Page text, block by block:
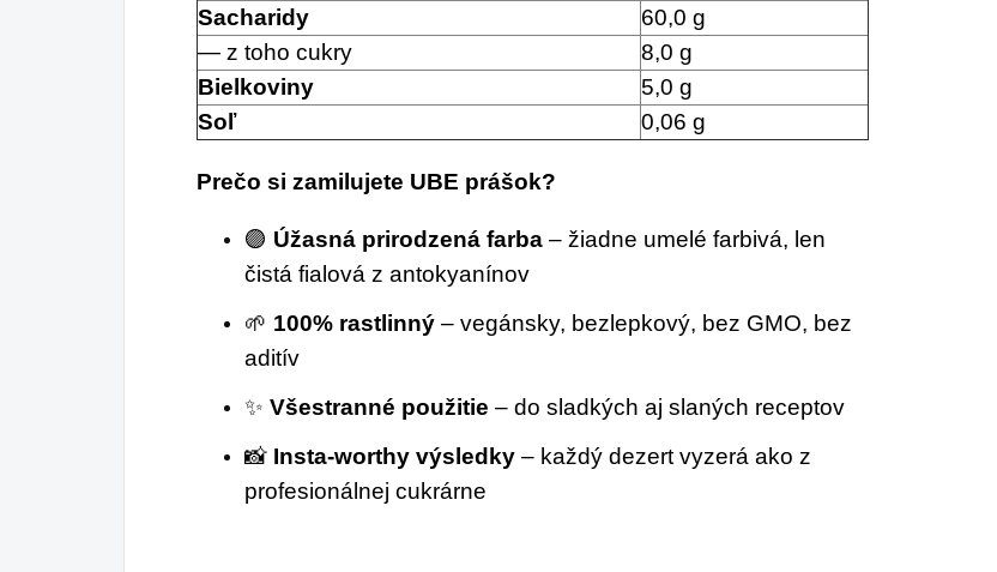
Sacharidy
60,0 g
— z toho cukry
8,0 g
Bielkoviny
5,0 g
Soľ
0,06 g
Prečo si zamilujete UBE prášok?
🟣 Úžasná prirodzená farba – žiadne umelé farbivá, len
čistá fialová z antokyanínov
🌱 100% rastlinný – vegánsky, bezlepkový, bez GMO, bez
aditív
✨ Všestranné použitie – do sladkých aj slaných receptov
📸 Insta-worthy výsledky – každý dezert vyzerá ako z
profesionálnej cukrárne